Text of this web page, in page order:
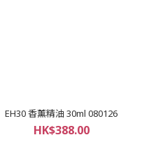
EH30 香薰精油 30ml 080126
HK$388.00